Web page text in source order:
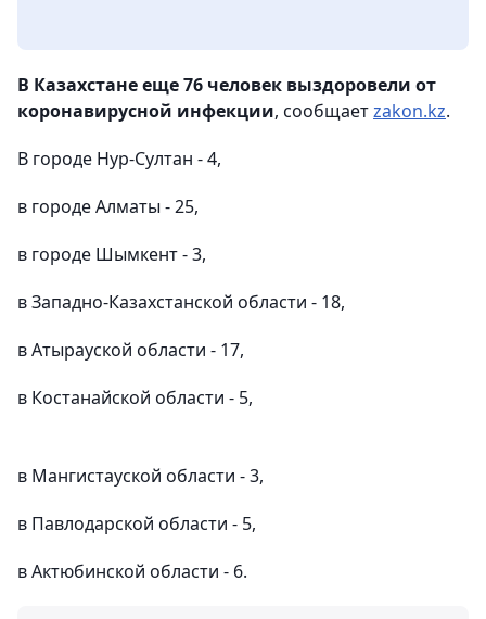
В Казахстане еще 76 человек выздоровели от
коронавирусной инфекции, сообщаетzakon.kz.
В городе Нур-Султан - 4,
в городе Алматы - 25,
в городе Шымкент - 3,
в Западно-Казахстанской области - 18,
в Атырауской области - 17,
в Костанайской области - 5,
в Мангистауской области - 3,
в Павлодарской области - 5,
в Актюбинской области - 6.